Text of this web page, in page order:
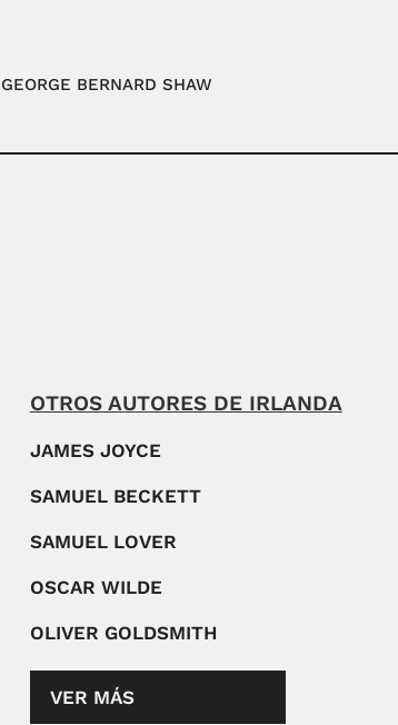
GEORGE BERNARD SHAW
OTROS AUTORES DE IRLANDA
JAMES JOYCE
SAMUEL BECKETT
SAMUEL LOVER
OSCAR WILDE
OLIVER GOLDSMITH
VER MÁS